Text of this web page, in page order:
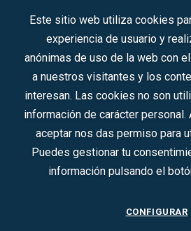
Contacto
Sociedad Mercantil Estatal para la
Inscrita en el R.M. de Madrid, T, 12593,
C.I.F.: A-81/
Síguenos en redes
CONTACTO
Este sitio web utiliza cookies
experiencia de usuario y
anónimas de uso de la web con
a nuestros visitantes y los
interesan. Las cookies no son
información de carácter
aceptar nos das permiso para
Puedes gestionar tu
información pulsando el
CONFIGURAR